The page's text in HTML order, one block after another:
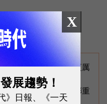
，蔡篤昌：還會有更厲
房都搬上樓？
！程世嘉：智慧通膨重
X
展趨勢！
》日報、《一天